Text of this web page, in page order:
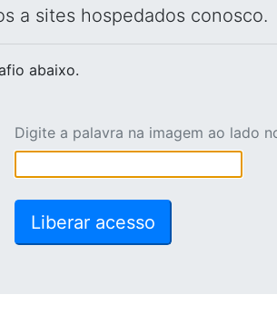
a sites hospedados conosco.
abaixo.
Digite a palavra na imagem ao lado